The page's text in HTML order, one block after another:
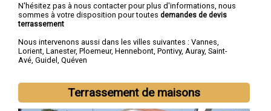
N'hésitez pas à nous contacter pour plus d'informations, nous
sommes à votre disposition pour toutes demandes de devis
terrassement
Nous intervenons aussi dans les villes suivantes : Vannes
Lorient Lanester, Ploemeur, Hennebont Pontivy, Auray, Saint-
Avé Guidel Quéven
Terrassement de maisons